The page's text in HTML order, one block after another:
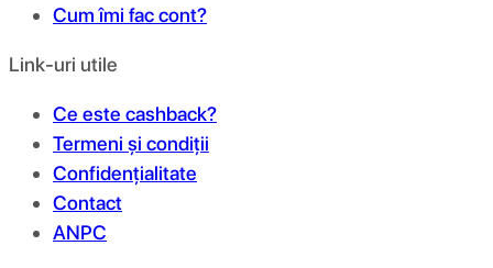
Cum îmi fac cont?
Link-uri utile
Ce este cashback?
Termeni și condiții
Confidențialitate
Contact
ANPC